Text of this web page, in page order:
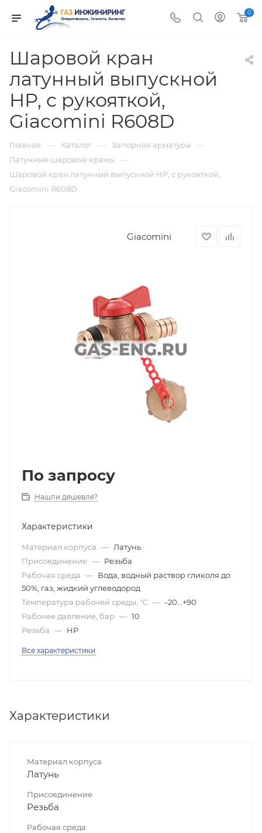
0
Шаровой кран
латунный выпускной
НР, c рукояткой,
Giacomini R608D
Главная — Каталог — Запорная арматура —
Латунные шаровые краны —
Шаровой кран латунный выпускной НР, c рукояткой,
Giacomini R608D
Giacomini
По запросу
Нашли дешевле?
Характеристики
Материал корпуса — Латунь
Присоединение — Резьба
Рабочая среда — Вода, водный раствор гликоля до
50%, газ, жидкий углеводород
Температура рабочей среды, °C — -20...+90
Рабочее давление, бар — 10
Резьба — НР
Все характеристики
Характеристики
Материал корпуса
Латунь
Присоединение
Резьба
Рабочая среда